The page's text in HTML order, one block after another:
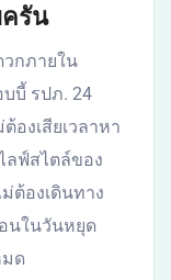
รัน
กภายใน
บบี้ รปภ. 24
องเสียเวลาหา
ลฟ์สไตล์ของ
ต้องเดินทาง
นในวันหยุด
ด